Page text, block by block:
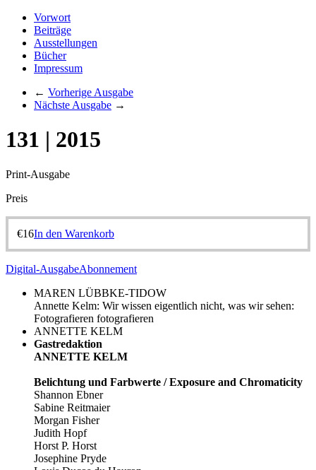
Vorwort
Beiträge
Ausstellungen
Bücher
Impressum
← Vorherige Ausgabe
Nächste Ausgabe →
131 | 2015
Print-Ausgabe
Preis
€16In den Warenkorb
Digital-AusgabeAbonnement
MAREN LÜBBKE-TIDOW
Annette Kelm: Wir wissen eigentlich nicht, was wir sehen:
Fotografieren fotografieren
ANNETTE KELM
Gastredaktion
ANNETTE KELM
Belichtung und Farbwerte / Exposure and Chromaticity
Shannon Ebner
Sabine Reitmaier
Morgan Fisher
Judith Hopf
Horst P. Horst
Josephine Pryde